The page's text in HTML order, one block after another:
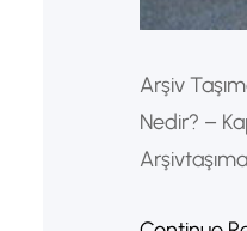
Arşiv
Nedir? –